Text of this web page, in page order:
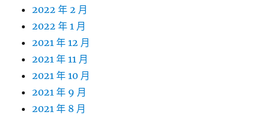
2022 年 2 月
2022 年 1 月
2021 年 12 月
2021 年 11 月
2021 年 10 月
2021 年 9 月
2021 年 8 月